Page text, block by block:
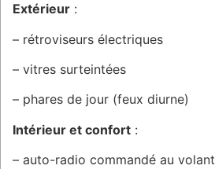
Extérieur :
– rétroviseurs électriques
– vitres surteintées
– phares de jour (feux diurne)
Intérieur et confort :
– auto-radio commandé au volant